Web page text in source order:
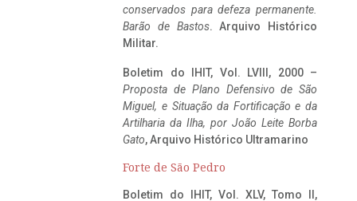
conservados para defeza permanente.
Barão de Bastos. Arquivo Histórico
Militar.
Boletim do IHIT, Vol. LVIII, 2000 –
Proposta de Plano Defensivo de São
Miguel, e Situação da Fortificação e da
Artilharia da Ilha, por João Leite Borba
Gato, Arquivo Histórico Ultramarino
Forte de São Pedro
Boletim do IHIT, Vol. XLV, Tomo II,